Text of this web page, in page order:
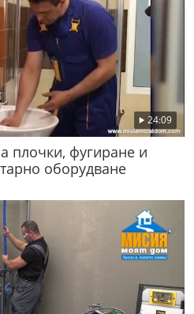
24:09
плочки, фугиране и
оборудване